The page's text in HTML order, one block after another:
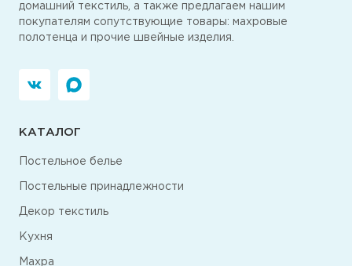
домашний текстиль, а также предлагаем нашим
покупателям сопутствующие товары: махровые
полотенца и прочие швейные изделия.
КАТАЛОГ
Постельное белье
Постельные принадлежности
Декор текстиль
Кухня
Махра